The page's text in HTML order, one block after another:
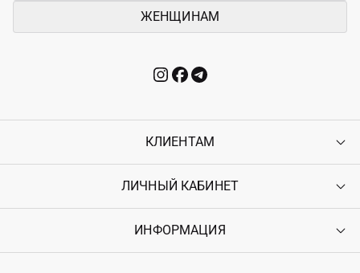
ЖЕНЩИНАМ
КЛИЕНТАМ
Контакты
Возврат
Гарантия
ЛИЧНЫЙ КАБИНЕТ
Войти
ИНФОРМАЦИЯ